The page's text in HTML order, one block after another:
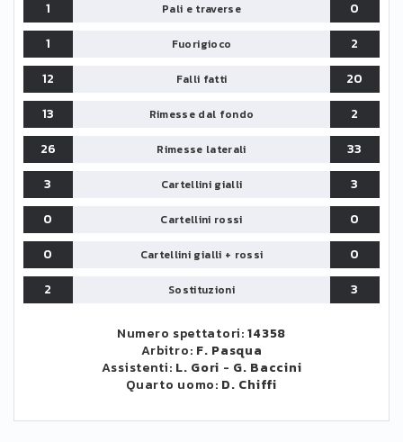
1 Pali e traverse
0
1
Fuorigioco
2
12
Falli fatti
20
13
Rimesse dal fondo
2
26
Rimesse laterali
33
3
Cartellini gialli
3
0
Cartellini rossi
0
0
Cartellini gialli + rossi
0
2
Sostituzioni 3
Numero spettatori:14358
Arbitro: F. Pasqua
Assistenti: L. Gori - G. Baccini
Quarto uomo: D. Chiffi